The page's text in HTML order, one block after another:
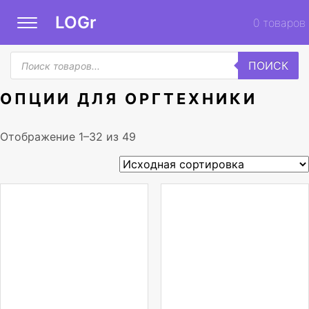
LOGr 0 товаров
Поиск
товаров
ПОИСК
ОПЦИИ ДЛЯ ОРГТЕХНИКИ
Отображение 1–32 из 49